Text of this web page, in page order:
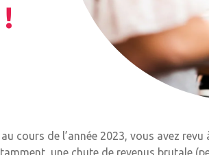
au cours de l’année 2023, vous avez
une chute de revenus brutale